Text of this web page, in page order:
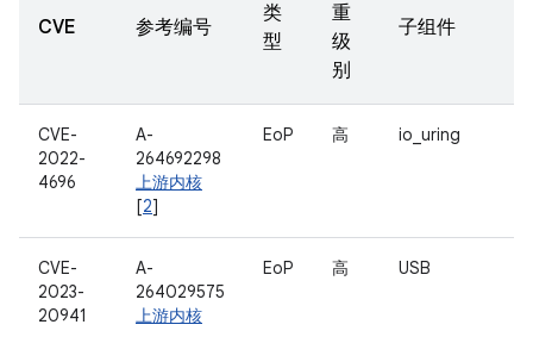
CVE 参考编号
类
型
重
级
别
子组件
CVE-
2022-
4696
A-
264692298
上游内核
[2]
EoP 高 io_uring
CVE-
2023-
20941
A-
264029575
上游内核
EoP 高 USB